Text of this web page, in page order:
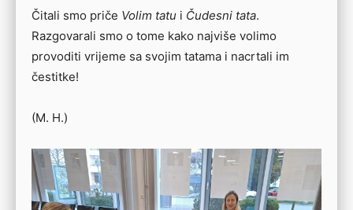
Čitali smo priče Volim tatu i Čudesni tata.
Razgovarali smo o tome kako najviše volimo
provoditi vrijeme sa svojim tatama i nacrtali im
čestitke!
(M. H.)